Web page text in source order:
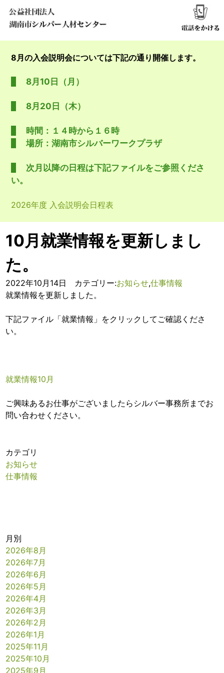
8月の入会説明会については下記の通り開催します。
8月10日（月）
8月20日（木）
時間：１４時から１６時
場所：湖南市シルバーワークプラザ
次月以降の日程は下記ファイルをご参照くださ
い。
2026年度 入会説明会日程表
10月就業情報を更新しまし
た。
2022年10月14日 カテゴリー:お知らせ,仕事情報
就業情報を更新しました。
下記ファイル「就業情報」をクリックしてご確認くださ
い。
就業情報10月
ご興味あるお仕事がございましたらシルバー事務所までお
問い合わせください。
カテゴリ
お知らせ
仕事情報
月別
2026年8月
2026年7月
2026年6月
2026年5月
2026年4月
2026年3月
2026年2月
2026年1月
2025年11月
2025年10月
2025年9月